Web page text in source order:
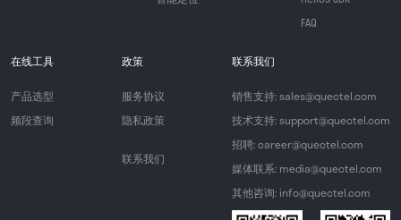
FAQ
在线工具
产品选型
频段查询
政策
服务协议
隐私政策
联系我们
联系我们
销售支持: sales@quectel.com
技术支持: support@quectel.com
招聘: career@quectel.com
媒体联系: media@quectel.com
其他咨询: info@quectel.com